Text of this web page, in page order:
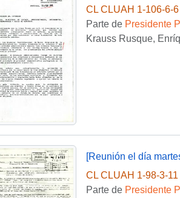
CL CLUAH 1-106-6-6
Parte de Presidente
Krauss Rusque,
CL CLUAH 1-98-3-11
Parte de Presidente